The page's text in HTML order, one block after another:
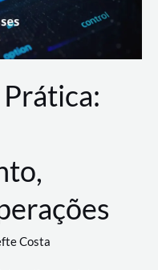
Costa